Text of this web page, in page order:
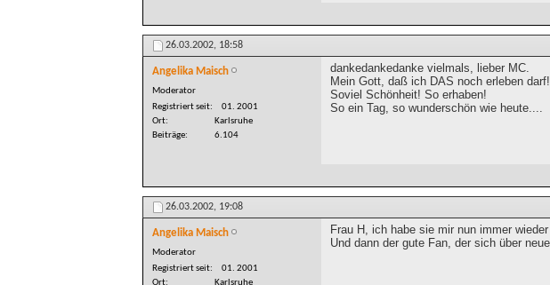
26.03.2002, 18:58
Angelika Maisch
Moderator
Registriert seit
01. 2001
Ort
Karlsruhe
Beiträge
6.104
dankedankedanke vielmals, lieber MC.
Mein Gott, daß ich DAS noch erleben darf!
Soviel Schönheit! So erhaben!
So ein Tag, so wunderschön wie heute....
26.03.2002, 19:08
Angelika Maisch
Moderator
Registriert seit
01. 2001
Ort
Karlsruhe
Frau H, ich habe sie mir nun immer
Und dann der gute Fan, der sich über